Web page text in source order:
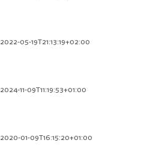
2022-05-19T21:13:19+02:00
2024-11-09T11:19:53+01:00
2020-01-09T16:15:20+01:00